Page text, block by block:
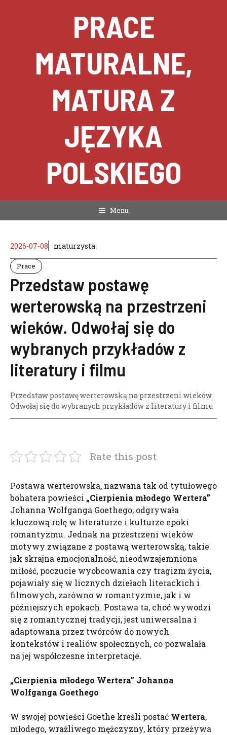
PRACE
MATURALNE,
MATURA Z
JĘZYKA
POLSKIEGO
Menu
2026-07-08 maturzysta
Prace
Przedstaw postawę
werterowską na przestrzeni
wieków. Odwołaj się do
wybranych przykładów z
literatury i filmu
Przedstaw postawę werterowską na przestrzeni wieków.
Odwołaj się do wybranych przykładów z literatury i filmu
Rate this post
Postawa werterowska, nazwana tak od tytułowego
bohatera powieści „Cierpienia młodego Wertera”
Johanna Wolfganga Goethego, odgrywała
kluczową rolę w literaturze i kulturze epoki
romantyzmu. Jednak na przestrzeni wieków
motywy związane z postawą werterowską, takie
jak skrajna emocjonalność, nieodwzajemniona
miłość, poczucie wyobcowania czy tragizm życia,
pojawiały się w licznych dziełach literackich i
filmowych, zarówno w romantyzmie, jak i w
późniejszych epokach. Postawa ta, choć wywodzi
się z romantycznej tradycji, jest uniwersalna i
adaptowana przez twórców do nowych
kontekstów i realiów społecznych, co pozwalała
na jej współczesne interpretacje.
„Cierpienia młodego Wertera” Johanna
Wolfganga Goethego
W swojej powieści Goethe kreśli postać Wertera,
młodego, wrażliwego mężczyzny, który przeżywa